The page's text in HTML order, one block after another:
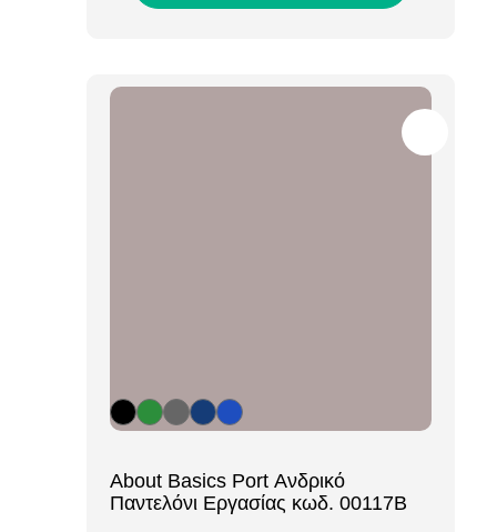
About Basics Port Ανδρικό
Παντελόνι Εργασίας κωδ. 00117B